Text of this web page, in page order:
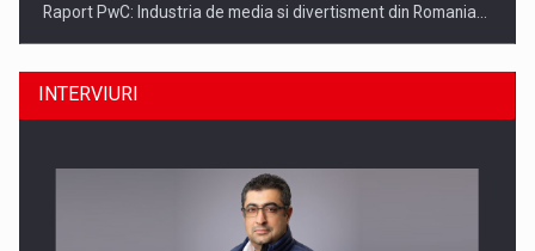
Raport PwC: Industria de media si divertisment din Romania…
INTERVIURI